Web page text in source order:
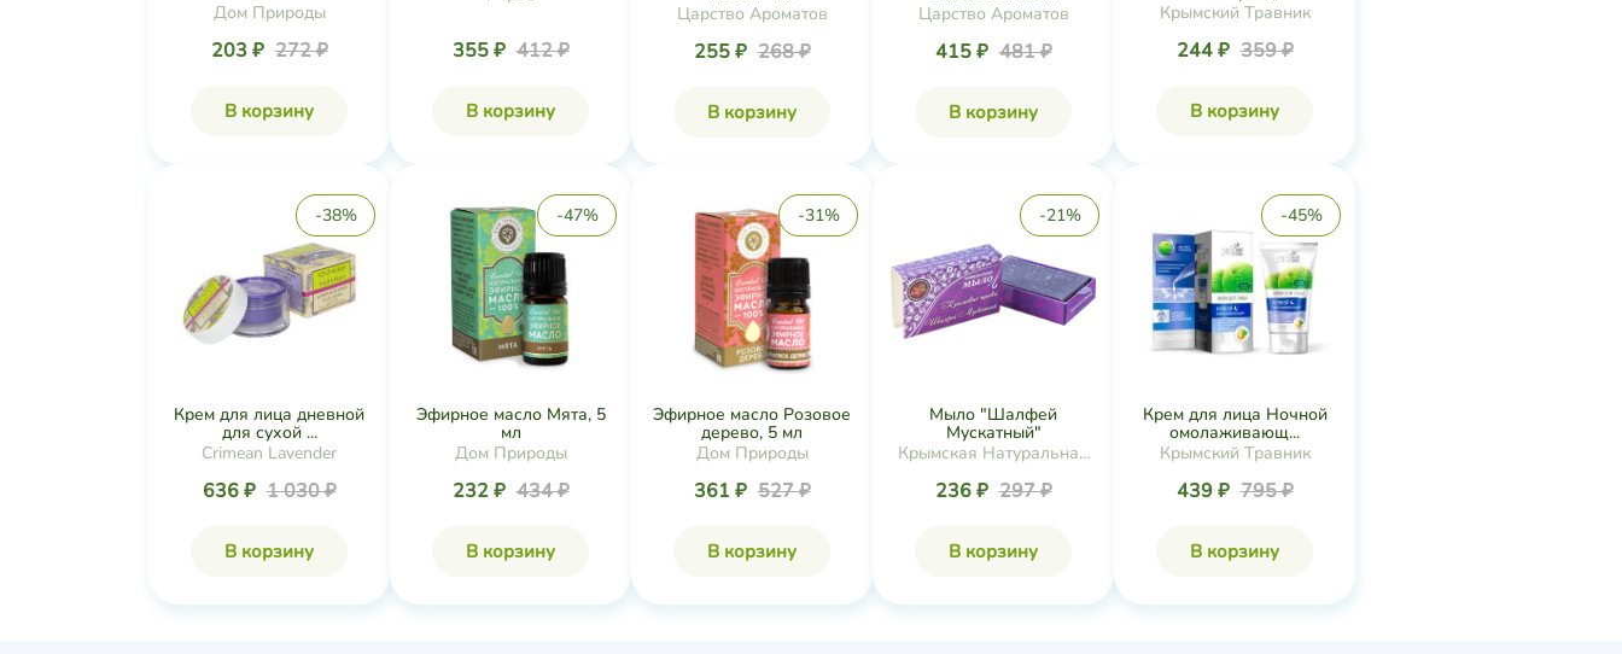
Дом Природы
203 ₽ 272 ₽
В корзину
355 ₽ 412 ₽
В корзину
Царство Ароматов
255 ₽ 268 ₽
В корзину
Царство Ароматов
415 ₽ 481 ₽
В корзину
Крымский Травник
244 ₽ 359 ₽
В корзину
-38%
Крем для лица дневной
для сухой ...
Crimean Lavender
636 ₽ 1 030 ₽
В корзину
-47%
Эфирное масло Мята, 5
мл
Дом Природы
232 ₽ 434 ₽
В корзину
-31%
Эфирное масло Розовое
дерево, 5 мл
Дом Природы
361 ₽ 527 ₽
В корзину
-21%
Мыло "Шалфей
Мускатный"
Крымская Натуральная
236 ₽ 297 ₽
В корзину
-45%
Крем для лица Ночной
омолаживающ...
Крымский Травник
439 ₽ 795 ₽
В корзину